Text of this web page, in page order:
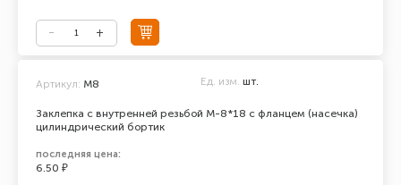
Заклепка с внутренней резьбой М-8*18 с фланцем (насечка)
цилиндрический бортик
Артикул: М8 Ед. изм. шт.
последняя цена:
6.50 ₽